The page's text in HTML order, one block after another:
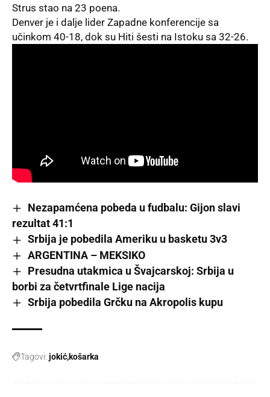
Strus stao na 23 poena.
Denver je i dalje lider Zapadne konferencije sa
učinkom 40-18, dok su Hiti šesti na Istoku sa 32-26.
Nezapamćena pobeda u fudbalu: Gijon slavi
rezultat 41:1
Srbija je pobedila Ameriku u basketu 3v3
ARGENTINA – MEKSIKO
Presudna utakmica u Švajcarskoj: Srbija u
borbi za četvrtfinale Lige nacija
Srbija pobedila Grčku na Akropolis kupu
Tagovi: jokić košarka